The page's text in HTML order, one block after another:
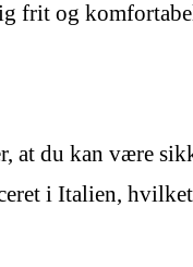
frit og
at du kan være
i Italien,